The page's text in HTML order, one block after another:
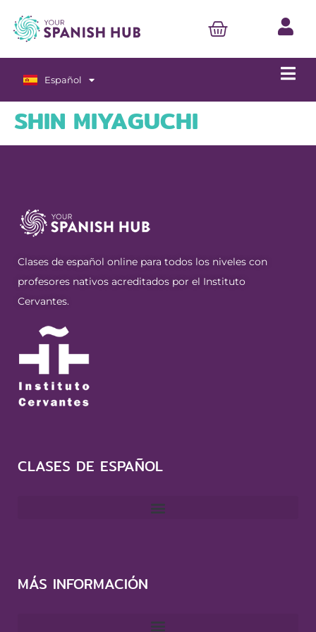
Español
English
SHIN MIYAGUCHI
Clases de español online para todos los niveles con
profesores nativos acreditados por el Instituto
Cervantes.
CLASES DE ESPAÑOL
MÁS INFORMACIÓN